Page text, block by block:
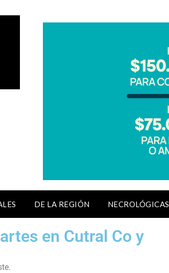
DE LA REGIÓN NECROLÓGICAS
en Cutral Co y